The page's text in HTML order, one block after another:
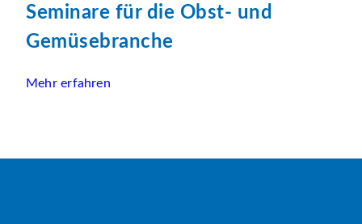
Seminare für die Obst- und
Gemüsebranche
Mehr erfahren